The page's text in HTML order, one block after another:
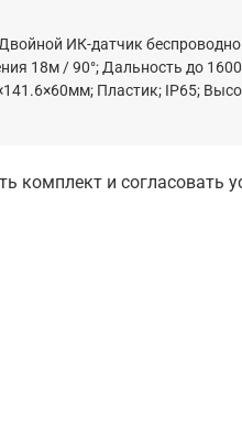
ИК-датчик
18м / 90°; Дальность до
Пластик; IP65;
комплект и согласовать